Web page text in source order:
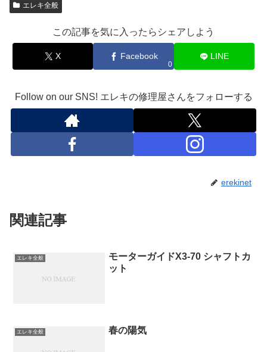
エレキ全般
この記事を気に入ったらシェアしよう
X Facebook
0
LINE
Follow on our SNS! エレキの修理屋さんをフォローする
erekinet
関連記事
エレキ全般
モーターガイドX3-70 シャフトカ
ット
エレキ全般 春の陽気